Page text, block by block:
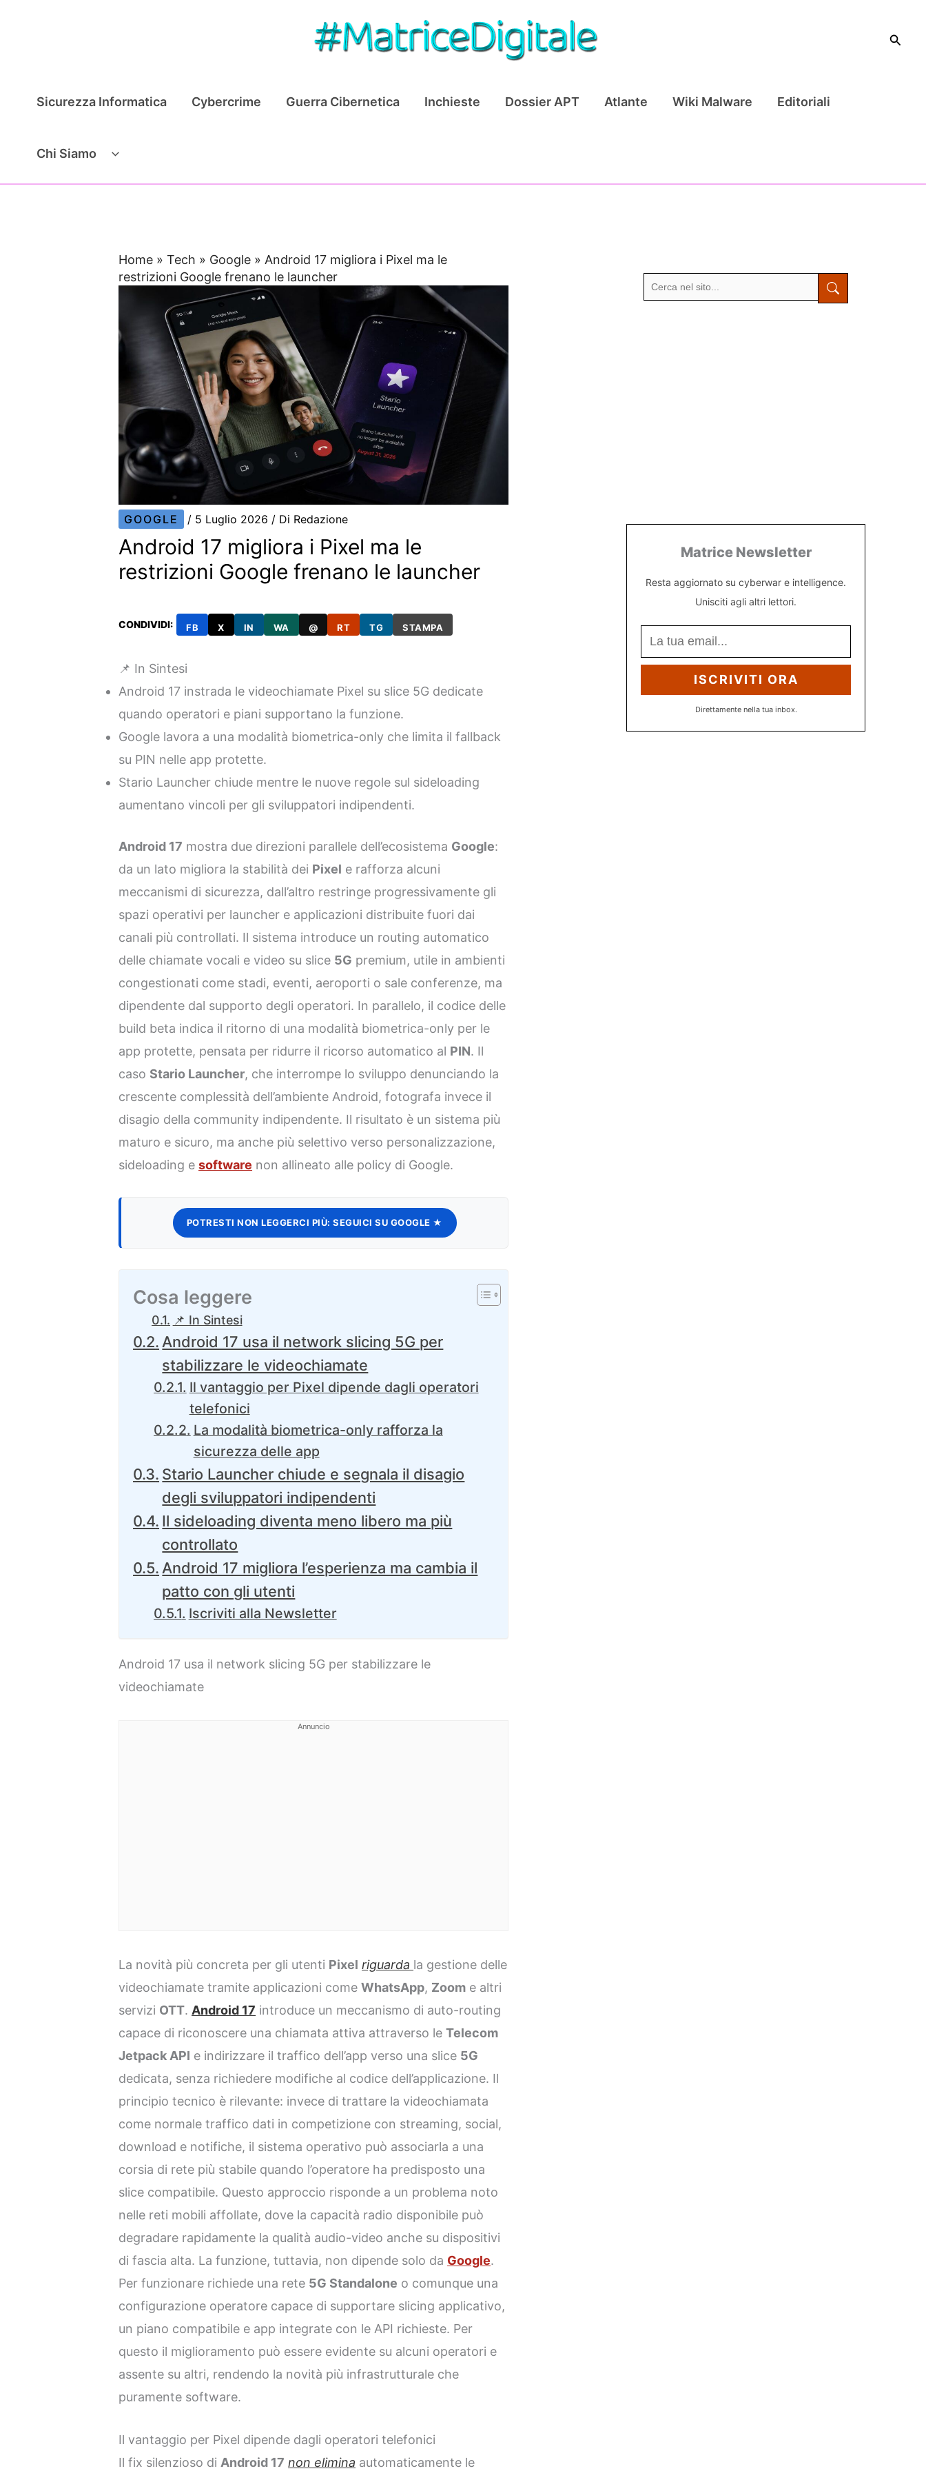
Cerca
Sicurezza Informatica Cybercrime Guerra Cibernetica Inchieste Dossier APT Atlante Wiki Malware Editoriali
Chi Siamo
Home »Tech » Google » Android 17 migliora i Pixel ma le
restrizioni Google frenano le launcher
GOOGLE / 5 Luglio 2026 / Di Redazione
Android 17 migliora i Pixel ma le
restrizioni Google frenano le launcher
CONDIVIDI: FB X IN WA @ RT TG STAMPA
📌 In Sintesi
Android 17 instrada le videochiamate Pixel su slice 5G dedicate
quando operatori e piani supportano la funzione.
Google lavora a una modalità biometrica-only che limita il fallback
su PIN nelle app protette.
Stario Launcher chiude mentre le nuove regole sul sideloading
aumentano vincoli per gli sviluppatori indipendenti.
Android 17 mostra due direzioni parallele dell’ecosistema Google:
da un lato migliora la stabilità dei Pixel e rafforza alcuni
meccanismi di sicurezza, dall’altro restringe progressivamente gli
spazi operativi per launcher e applicazioni distribuite fuori dai
canali più controllati. Il sistema introduce un routing automatico
delle chiamate vocali e video su slice 5G premium, utile in ambienti
congestionati come stadi, eventi, aeroporti o sale conferenze, ma
dipendente dal supporto degli operatori. In parallelo, il codice delle
build beta indica il ritorno di una modalità biometrica-only per le
app protette, pensata per ridurre il ricorso automatico al PIN. Il
caso Stario Launcher, che interrompe lo sviluppo denunciando la
crescente complessità dell’ambiente Android, fotografa invece il
disagio della community indipendente. Il risultato è un sistema più
maturo e sicuro, ma anche più selettivo verso personalizzazione,
sideloading esoftware non allineato alle policy di Google.
POTRESTI NON LEGGERCI PIÙ: SEGUICI SU GOOGLE ★
Cosa leggere
📌 In Sintesi
Android 17 usa il network slicing 5G per
stabilizzare le videochiamate
Il vantaggio per Pixel dipende dagli operatori
telefonici
La modalità biometrica-only rafforza la
sicurezza delle app
Stario Launcher chiude e segnala il disagio
degli sviluppatori indipendenti
Il sideloading diventa meno libero ma più
controllato
Android 17 migliora l’esperienza ma cambia il
patto con gli utenti
Iscriviti alla Newsletter
Android 17 usa il network slicing 5G per stabilizzare le
videochiamate
Annuncio
La novità più concreta per gli utenti Pixel riguarda la gestione delle
videochiamate tramite applicazioni comeWhatsApp, Zoom e altri
servizi OTT.Android 17 introduce un meccanismo di auto-routing
capace di riconoscere una chiamata attiva attraverso leTelecom
Jetpack API e indirizzare il traffico dell’app verso una slice 5G
dedicata, senza richiedere modifiche al codice dell’applicazione. Il
principio tecnico è rilevante: invece di trattare la videochiamata
come normale traffico dati in competizione con streaming, social,
download e notifiche, il sistema operativo può associarla a una
corsia di rete più stabile quando l’operatore ha predisposto una
slice compatibile. Questo approccio risponde a un problema noto
nelle reti mobili affollate, dove la capacità radio disponibile può
degradare rapidamente la qualità audio-video anche su dispositivi
di fascia alta. La funzione, tuttavia, non dipende solo da Google.
Per funzionare richiede una rete 5G Standalone o comunque una
configurazione operatore capace di supportare slicing applicativo,
un piano compatibile e app integrate con le API richieste. Per
questo il miglioramento può essere evidente su alcuni operatori e
assente su altri, rendendo la novità più infrastrutturale che
puramente software.
Il vantaggio per Pixel dipende dagli operatori telefonici
Il fix silenzioso diAndroid 17 non elimina automaticamente le
Matrice Newsletter
Resta aggiornato su cyberwar e intelligence.
Unisciti agli altri lettori.
ISCRIVITI ORA
Direttamente nella tua inbox.